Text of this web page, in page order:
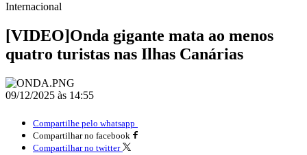
Internacional
[VIDEO]Onda gigante mata ao menos
quatro turistas nas Ilhas Canárias
09/12/2025 às 14:55
Compartilhe pelo whatsapp
Compartilhar no facebook
Compartilhar no twitter